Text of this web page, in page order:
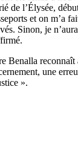
de l’Élysée,
et on m’a
Sinon, je
Benalla
une
».